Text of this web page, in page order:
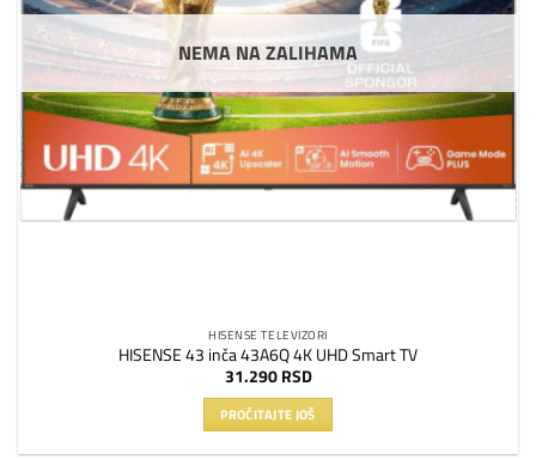
NEMA NA ZALIHAMA
HISENSE TELEVIZORI
HISENSE 43 inča 43A6Q 4K UHD Smart TV
31.290 RSD
PROČITAJTE JOŠ